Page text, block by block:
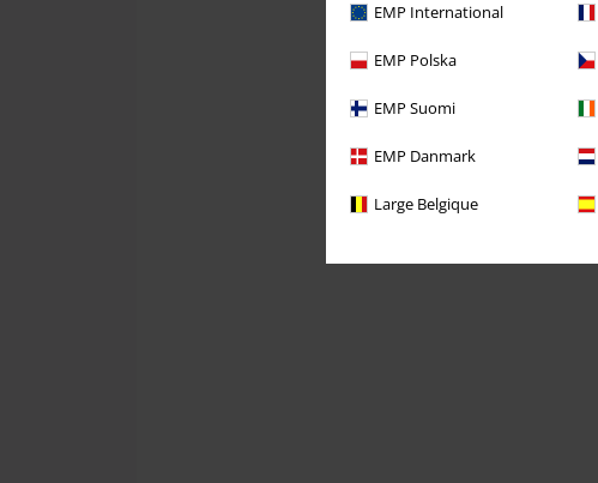
EMP International
EMP Polska
EMP Suomi
EMP Danmark
Large Belgique